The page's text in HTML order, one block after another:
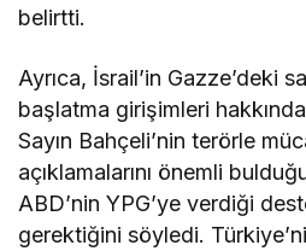
belirtti.
Ayrıca, İsrail’in Gazze’deki
başlatma girişimleri
Sayın Bahçeli’nin terörle
açıklamalarını önemli
ABD’nin YPG’ye verdiği
gerektiğini söyledi.